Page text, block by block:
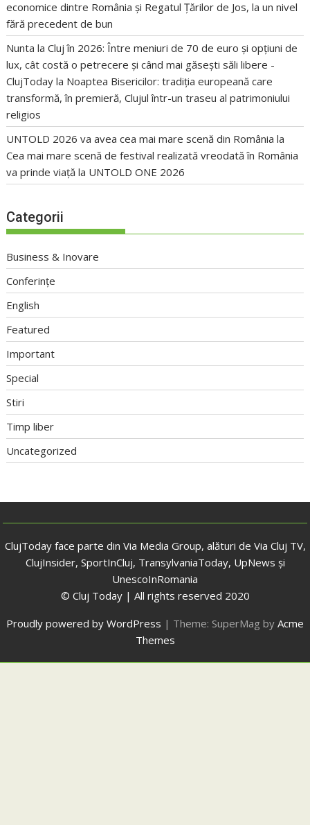
economice dintre România și Regatul Țărilor de Jos, la un nivel
fără precedent de bun
Nunta la Cluj în 2026: Între meniuri de 70 de euro și opțiuni de
lux, cât costă o petrecere și când mai găsești săli libere -
ClujToday la Noaptea Bisericilor: tradiția europeană care
transformă, în premieră, Clujul într-un traseu al patrimoniului
religios
UNTOLD 2026 va avea cea mai mare scenă din România la
Cea mai mare scenă de festival realizată vreodată în România
va prinde viață la UNTOLD ONE 2026
Categorii
Business & Inovare
Conferințe
English
Featured
Important
Special
Stiri
Timp liber
Uncategorized
ClujToday face parte din Via Media Group, alături de Via Cluj TV,
ClujInsider, SportInCluj, TransylvaniaToday, UpNews și
UnescoInRomania
© Cluj Today | All rights reserved 2020
Proudly powered by WordPress | Theme: SuperMag by Acme
Themes